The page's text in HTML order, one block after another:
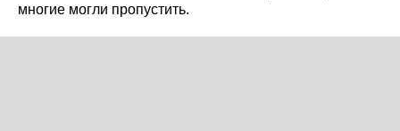
многие могли пропустить.